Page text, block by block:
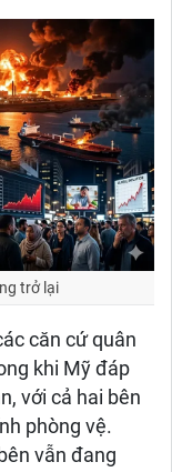
trở lại
căn cứ quân
khi Mỹ đáp
với cả hai bên
phòng vệ.
vẫn đang